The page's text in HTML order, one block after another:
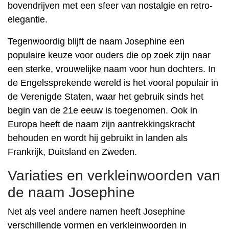
bovendrijven met een sfeer van nostalgie en retro-
elegantie.
Tegenwoordig blijft de naam Josephine een
populaire keuze voor ouders die op zoek zijn naar
een sterke, vrouwelijke naam voor hun dochters. In
de Engelssprekende wereld is het vooral populair in
de Verenigde Staten, waar het gebruik sinds het
begin van de 21e eeuw is toegenomen. Ook in
Europa heeft de naam zijn aantrekkingskracht
behouden en wordt hij gebruikt in landen als
Frankrijk, Duitsland en Zweden.
Variaties en verkleinwoorden van
de naam Josephine
Net als veel andere namen heeft Josephine
verschillende vormen en verkleinwoorden in